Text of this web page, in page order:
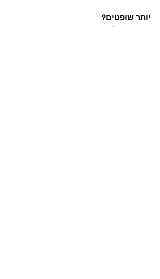
יותר שופטים?
אממ, רוני לונדון מה מצב גיוס השופטים?